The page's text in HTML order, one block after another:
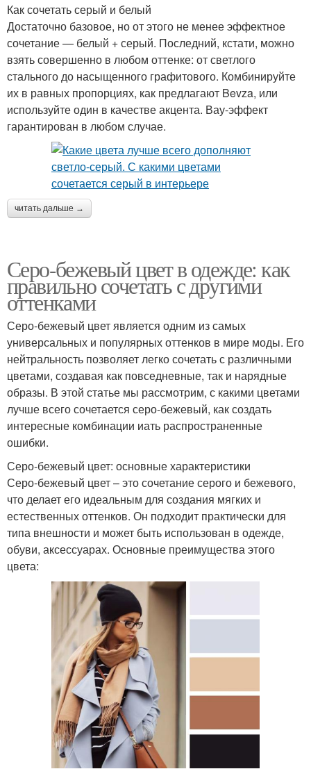
Как сочетать серый и белый
Достаточно базовое, но от этого не менее эффектное
сочетание — белый + серый. Последний, кстати, можно
взять совершенно в любом оттенке: от светлого
стального до насыщенного графитового. Комбинируйте
их в равных пропорциях, как предлагают Bevza, или
используйте один в качестве акцента. Вау-эффект
гарантирован в любом случае.
читать дальше →
Серо-бежевый цвет в одежде: как
правильно сочетать с другими
оттенками
Серо-бежевый цвет является одним из самых
универсальных и популярных оттенков в мире моды. Его
нейтральность позволяет легко сочетать с различными
цветами, создавая как повседневные, так и нарядные
образы. В этой статье мы рассмотрим, с какими цветами
лучше всего сочетается серо-бежевый, как создать
интересные комбинации иать распространенные
ошибки.
Серо-бежевый цвет: основные характеристики
Серо-бежевый цвет – это сочетание серого и бежевого,
что делает его идеальным для создания мягких и
естественных оттенков. Он подходит практически для
типа внешности и может быть использован в одежде,
обуви, аксессуарах. Основные преимущества этого
цвета: